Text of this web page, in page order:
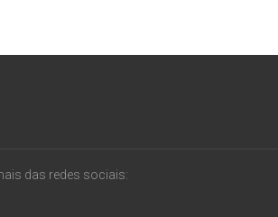
das redes sociais: